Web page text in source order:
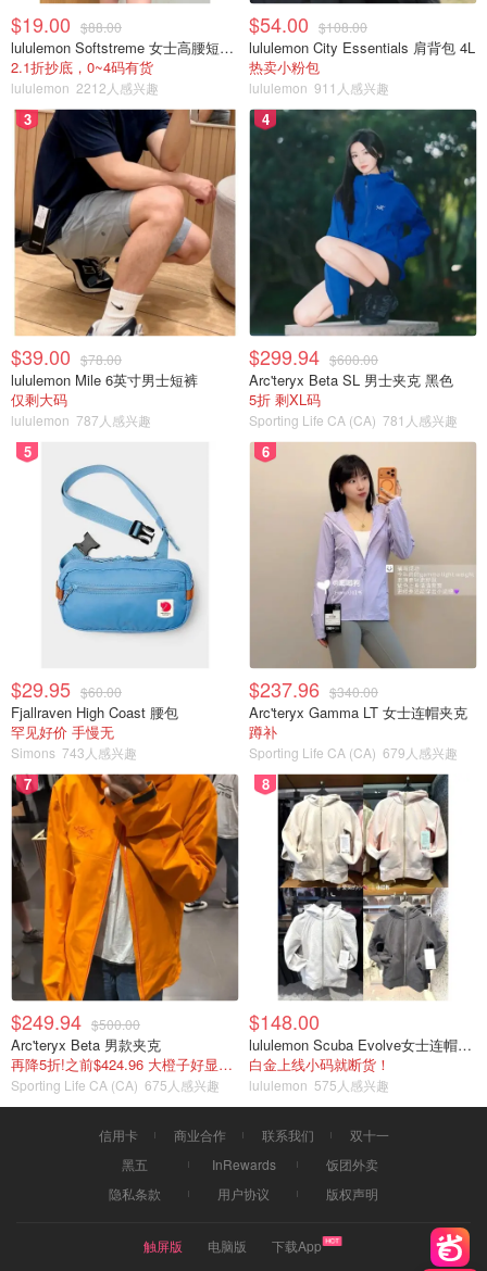
$19.00 $88.00
lululemon Softstreme 女士高腰短裤 10cm
2.1折抄底，0~4码有货
lululemon 2212人感兴趣
$54.00 $108.00
lululemon City Essentials 肩背包 4L
热卖小粉包
lululemon 911人感兴趣
3
$39.00 $78.00
lululemon Mile 6英寸男士短裤
仅剩大码
lululemon 787人感兴趣
4
$299.94 $600.00
Arc'teryx Beta SL 男士夹克 黑色
5折 剩XL码
Sporting Life CA (CA) 781人感兴趣
5
$29.95 $60.00
Fjallraven High Coast 腰包
罕见好价 手慢无
Simons 743人感兴趣
6
$237.96 $340.00
Arc'teryx Gamma LT 女士连帽夹克
蹲补
Sporting Life CA (CA) 679人感兴趣
7
$249.94 $500.00
Arc'teryx Beta 男款夹克
再降5折!之前$424.96 大橙子好显白 蹲补
Sporting Life CA (CA) 675人感兴趣
8
$148.00
lululemon Scuba Evolve女士连帽卫衣 全拉链
白金上线小码就断货！
lululemon 575人感兴趣
信用卡 商业合作 联系我们
双十一
黑五
InRewards
饭团外卖
隐私条款
用户协议 版权声明
触屏版 电脑版
下载App